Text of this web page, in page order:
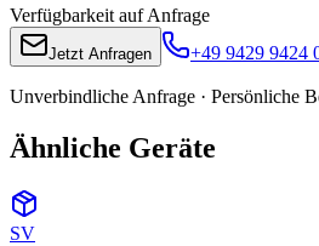
Verfügbarkeit auf Anfrage
Jetzt Anfragen +49 9429 9424
Unverbindliche Anfrage · Persönliche
Ähnliche Geräte
SV